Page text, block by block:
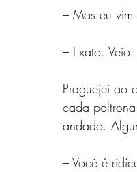
– Mas eu
– Exato.
Praguejei ao
cada
andado.
– Você é